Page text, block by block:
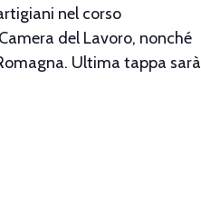
nel corso
del Lavoro, nonché
Ultima tappa sarà